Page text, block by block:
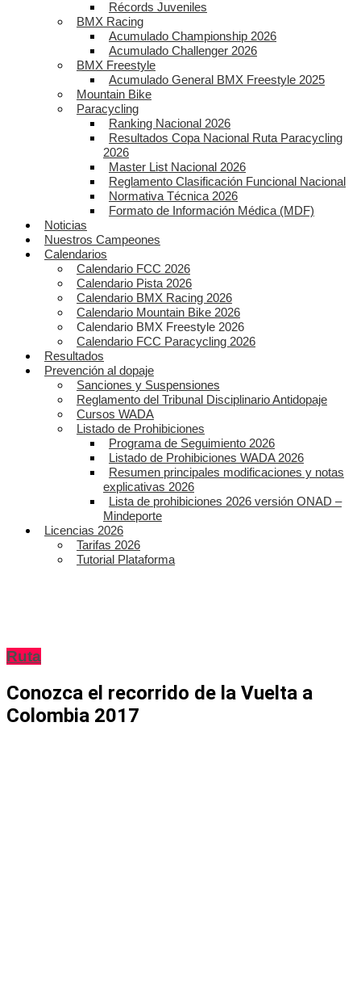
Récords Juveniles
BMX Racing
Acumulado Championship 2026
Acumulado Challenger 2026
BMX Freestyle
Acumulado General BMX Freestyle 2025
Mountain Bike
Paracycling
Ranking Nacional 2026
Resultados Copa Nacional Ruta Paracycling
2026
Master List Nacional 2026
Reglamento Clasificación Funcional Nacional
Normativa Técnica 2026
Formato de Información Médica (MDF)
Noticias
Nuestros Campeones
Calendarios
Calendario FCC 2026
Calendario Pista 2026
Calendario BMX Racing 2026
Calendario Mountain Bike 2026
Calendario BMX Freestyle 2026
Calendario FCC Paracycling 2026
Resultados
Prevención al dopaje
Sanciones y Suspensiones
Reglamento del Tribunal Disciplinario Antidopaje
Cursos WADA
Listado de Prohibiciones
Programa de Seguimiento 2026
Listado de Prohibiciones WADA 2026
Resumen principales modificaciones y notas
explicativas 2026
Lista de prohibiciones 2026 versión ONAD –
Mindeporte
Licencias 2026
Tarifas 2026
Tutorial Plataforma
Ruta
Conozca el recorrido de la Vuelta a
Colombia 2017